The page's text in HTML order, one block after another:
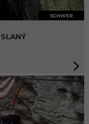
SCHWER